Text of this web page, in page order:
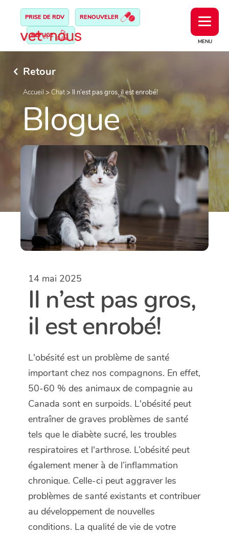
MENU
PRISE DE RDV RENOUVELER
REFUGE
Retour
Accueil >Chat> Il n’est pas gros, il est enrobé!
Blogue
14 mai 2025
Il n’est pas gros,
il est enrobé!
L'obésité est un problème de santé
important chez nos compagnons. En effet,
50-60 % des animaux de compagnie au
Canada sont en surpoids. L'obésité peut
entraîner de graves problèmes de santé
tels que le diabète sucré, les troubles
respiratoires et l'arthrose. L’obésité peut
également mener à de l’inflammation
chronique. Celle-ci peut aggraver les
problèmes de santé existants et contribuer
au développement de nouvelles
conditions. La qualité de vie de votre